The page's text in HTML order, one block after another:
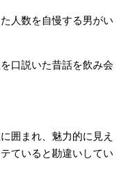
人数を自慢する男がい
口説いた昔話を飲み会
囲まれ、魅力的に見え
ていると勘違いしてい